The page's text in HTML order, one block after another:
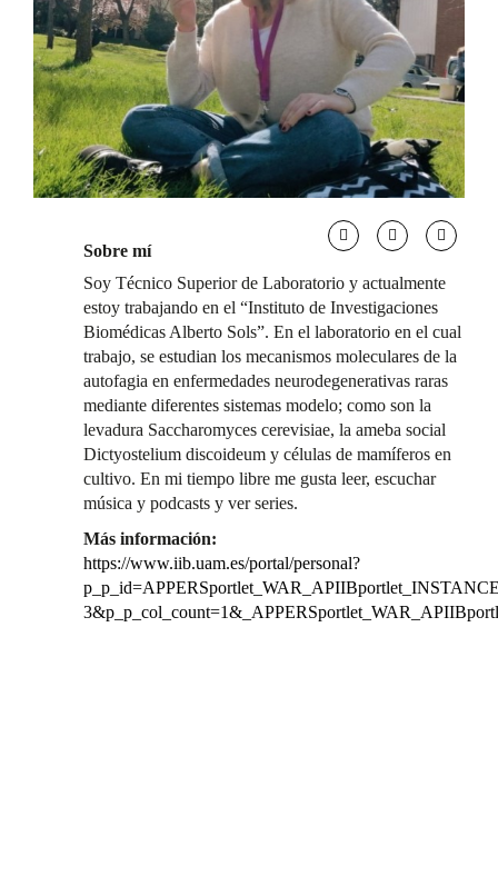
Sobre mí
Soy Técnico Superior de Laboratorio y actualmente
estoy trabajando en el “Instituto de Investigaciones
Biomédicas Alberto Sols”. En el laboratorio en el cual
trabajo, se estudian los mecanismos moleculares de la
autofagia en enfermedades neurodegenerativas raras
mediante diferentes sistemas modelo; como son la
levadura Saccharomyces cerevisiae, la ameba social
Dictyostelium discoideum y células de mamíferos en
cultivo. En mi tiempo libre me gusta leer, escuchar
música y podcasts y ver series.
Más información:
https://www.iib.uam.es/portal/personal?